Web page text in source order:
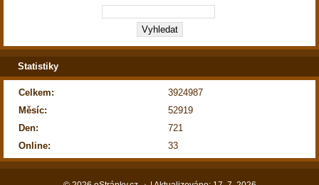
Statistiky
Online: 33
Celkem:
3924987
Měsíc:
52919
Den:
721